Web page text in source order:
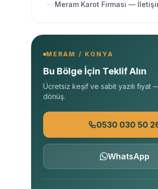
Meram Karot Firması —
MERAM / KONYA
Bu Bölge İçin Teklif Alın
Ücretsiz keşif ve sabit yazılı fiyat
dönüş.
0530 030 50
WhatsApp